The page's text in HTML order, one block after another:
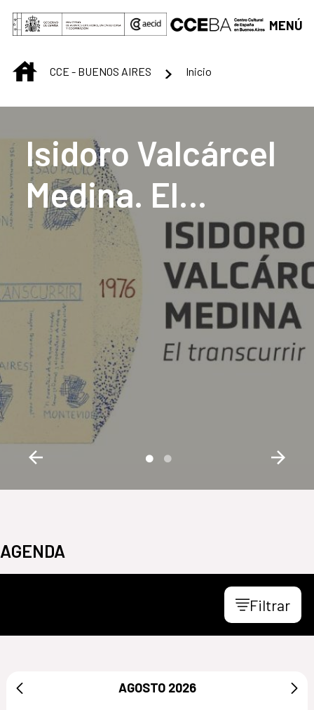
Saltar al contenido principal
MENÚ
INICIOCCE - BUENOS AIRES Inicio
Isidoro Valcárcel
Medina. El
transcurrir
AGENDA
Filtrar
AGOSTO 2026